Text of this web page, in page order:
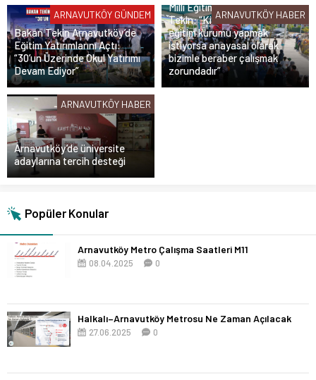
ARNAVUTKÖY GÜNDEM
Bakan Tekin Arnavutköy’de
Eğitim Yatırımlarını Açtı:
“30’un Üzerinde Okul Yatırımı
Devam Ediyor”
ARNAVUTKÖY HABER
Milli Eğitim Bakanı Yusuf
Tekin: “Kim olursa olsun bir
eğitim kurumu yapmak
istiyorsa anayasal olarak
bizimle beraber çalışmak
zorundadır”
ARNAVUTKÖY HABER
Arnavutköy’de üniversite
adaylarına tercih desteği
Popüler Konular
Arnavutköy Metro Çalışma Saatleri M11
08.04.2025 0
Halkalı–Arnavutköy Metrosu Ne Zaman Açılacak
27.06.2025 0